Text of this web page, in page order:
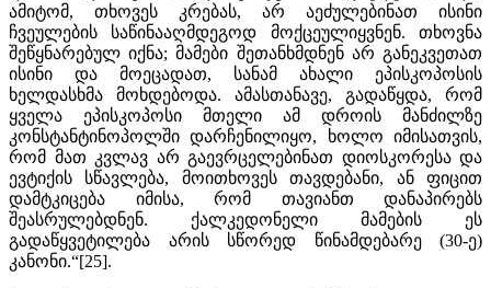
ამიტომ, თხოვეს კრებას, არ აეძულებინათ ისინი
ჩვეულების საწინააღმდეგოდ მოქცეულიყვნენ. თხოვნა
შეწყნარებულ იქნა; მამები შეთანხმდნენ არ განეკვეთათ
ისინი და მოეცადათ, სანამ ახალი ეპისკოპოსის
ხელდასხმა მოხდებოდა. ამასთანავე, გადაწყდა, რომ
ყველა ეპისკოპოსი მთელი ამ დროის მანძილზე
კონსტანტინოპოლში დარჩენილიყო, ხოლო იმისათვის,
რომ მათ კვლავ არ გაევრცელებინათ დიოსკორესა და
ევტიქის სწავლება, მოითხოვეს თავდებანი, ან ფიცით
დამტკიცება იმისა, რომ თავიანთ დანაპირებს
შეასრულებდნენ. ქალკედონელი მამების ეს
გადაწყვეტილება არის სწორედ წინამდებარე (30-ე)
კანონი.“[25].